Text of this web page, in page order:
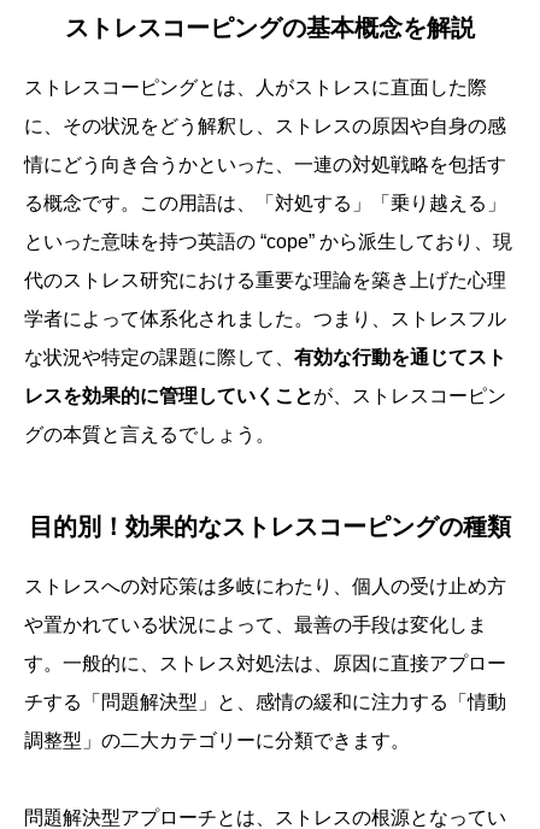
ストレスコーピングの基本概念を解説
ストレスコーピングとは、人がストレスに直面した際
に、その状況をどう解釈し、ストレスの原因や自身の感
情にどう向き合うかといった、一連の対処戦略を包括す
る概念です。この用語は、「対処する」「乗り越える」
といった意味を持つ英語の “cope” から派生しており、現
代のストレス研究における重要な理論を築き上げた心理
学者によって体系化されました。つまり、ストレスフル
な状況や特定の課題に際して、 有効な行動を通じてスト
レスを効果的に管理していくことが、ストレスコーピン
グの本質と言えるでしょう。
目的別！効果的なストレスコーピングの種類
ストレスへの対応策は多岐にわたり、個人の受け止め方
や置かれている状況によって、最善の手段は変化しま
す。一般的に、ストレス対処法は、原因に直接アプロー
チする「問題解決型」と、感情の緩和に注力する「情動
調整型」の二大カテゴリーに分類できます。
問題解決型アプローチとは、ストレスの根源となってい